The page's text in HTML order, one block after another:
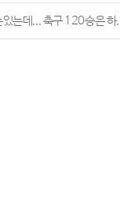
있는데... 축구 120승은 하